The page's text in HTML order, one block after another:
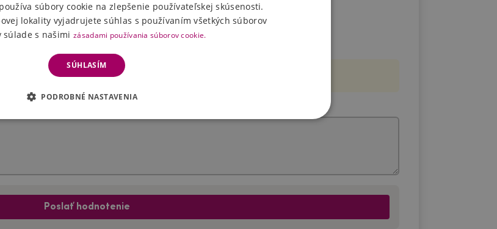
Hodnotenie produktu
Vyberte počet hviezdičiek
Poslať hodnotenie
súbory cookie na zlepšenie používateľskej skúsenosti.
lokality vyjadrujete súhlas s používaním všetkých súborov
súlade s našimi zásadami používania súborov cookie.
SÚHLASÍM
PODROBNÉ NASTAVENIA